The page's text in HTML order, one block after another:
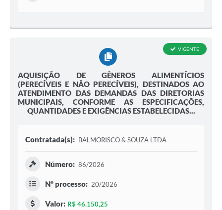
AQUISIÇÃO DE GÊNEROS ALIMENTÍCIOS
(PERECÍVEIS E NÃO PERECÍVEIS), DESTINADOS AO
ATENDIMENTO DAS DEMANDAS DAS DIRETORIAS
MUNICIPAIS, CONFORME AS ESPECIFICAÇÕES,
QUANTIDADES E EXIGÊNCIAS ESTABELECIDAS...
VIGENTE
Contratada(s): BALMORISCO & SOUZA LTDA
Número: 86/2026
Nº processo: 20/2026
Valor: R$ 46.150,25